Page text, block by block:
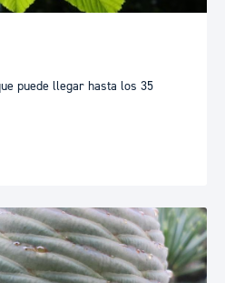
puede llegar hasta los 35